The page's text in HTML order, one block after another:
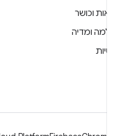
בריאות וכושר
מצלמה ומדיה
פרטיות